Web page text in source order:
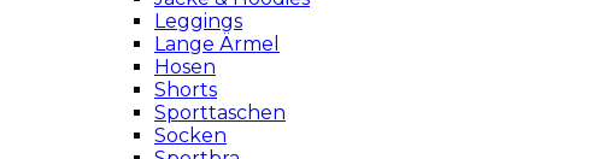
Leggings
Lange Ärmel
Hosen
Shorts
Sporttaschen
Socken